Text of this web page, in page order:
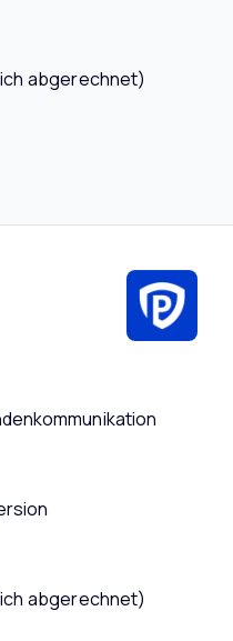
abgerechnet)
abgerechnet)